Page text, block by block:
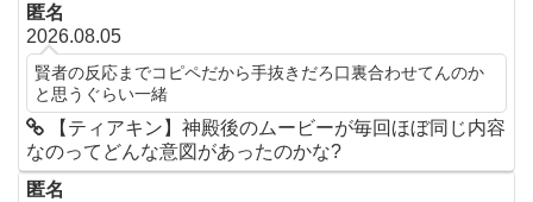
匿名
2026.08.05
賢者の反応までコピペだから手抜きだろ口裏合わせてんのか
と思うぐらい一緒
【ティアキン】神殿後のムービーが毎回ほぼ同じ内容
なのってどんな意図があったのかな?
匿名